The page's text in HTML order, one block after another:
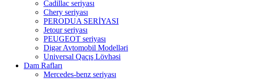
Cadillac seriyası
Chery seriyası
PERODUA SERİYASI
Jetour seriyası
PEUGEOT seriyası
Digər Avtomobil Modelləri
Universal Qaçış Lövhəsi
Dam Rafları
Mercedes-benz seriyası